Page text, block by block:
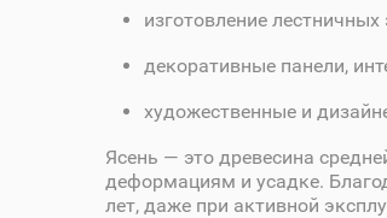
изготовление
декоративные панели,
художественные и
Ясень — это древесина
деформациям и усадке.
лет, даже при активной